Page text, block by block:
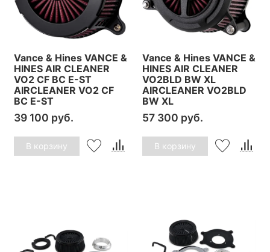
Vance & Hines VANCE &
HINES AIR CLEANER
VO2 CF BC E-ST
AIRCLEANER VO2 CF
BC E-ST
39 100 руб.
В корзину
Vance & Hines VANCE &
HINES AIR CLEANER
VO2BLD BW XL
AIRCLEANER VO2BLD
BW XL
57 300 руб.
В корзину